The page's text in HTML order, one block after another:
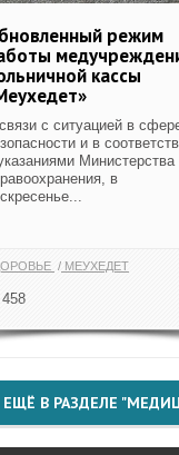
режим
кассы
с ситуацией в
и в
Министерства
в
МЕУХЕДЕТ
458
ЕЩЁ В РАЗДЕЛЕ